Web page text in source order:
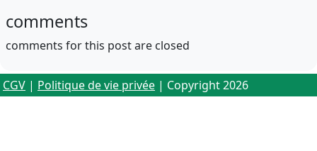
comments
comments for this post are closed
CGV | Politique de vie privée | Copyright 2026